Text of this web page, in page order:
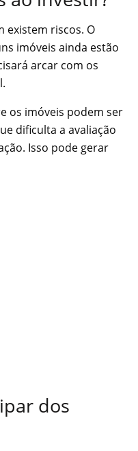
existem riscos. O
imóveis ainda estão
arcar com os
os imóveis podem ser
dificulta a avaliação
Isso pode gerar
dos